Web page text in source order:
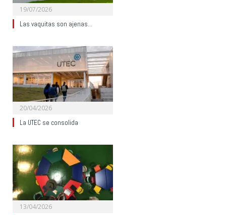
19/07/2026
Las vaquitas son ajenas…
20/04/2026
La UTEC se consolida
13/04/2026